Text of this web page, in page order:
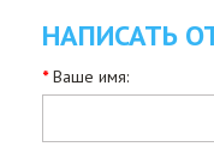
НАПИСАТЬ
Ваше имя: